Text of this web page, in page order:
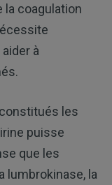
la coagulation
à
les
puisse
que les
lumbrokinase, la